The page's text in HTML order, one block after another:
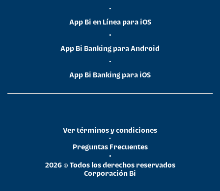
•
App Bi en Línea para iOS
•
App Bi Banking para Android
•
App Bi Banking para iOS
2026 © Todos los derechos reservados
Corporación Bi
•
Preguntas Frecuentes
•
Ver términos y condiciones